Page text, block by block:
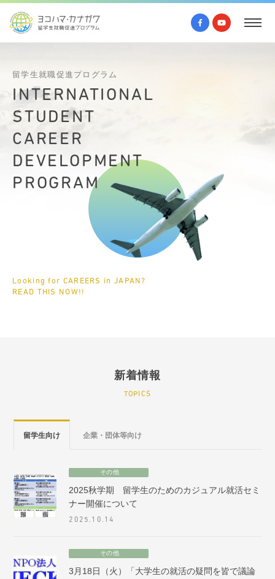
INTEAYLGWQCEY
STUDQRP
CAREIN
DEVETIQETJL
PROGDLY
留学生就職促進プログラム
Looking for CAREERS in JAPAN?
READ THIS NOW!!
新着情報
TOPICS
留学生向け 企業・団体等向け
その他
2025秋学期 留学生のためのカジュアル就活セミ
ナー開催について
2025.10.14
その他
3月18日（火）「大学生の就活の疑問を皆で議論